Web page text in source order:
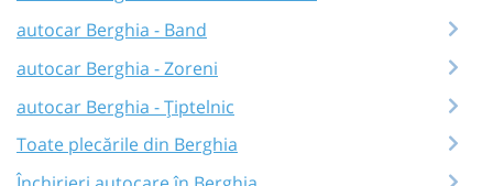
autocar Berghia - Band
autocar Berghia - Zoreni
autocar Berghia - Țiptelnic
Toate plecările din Berghia